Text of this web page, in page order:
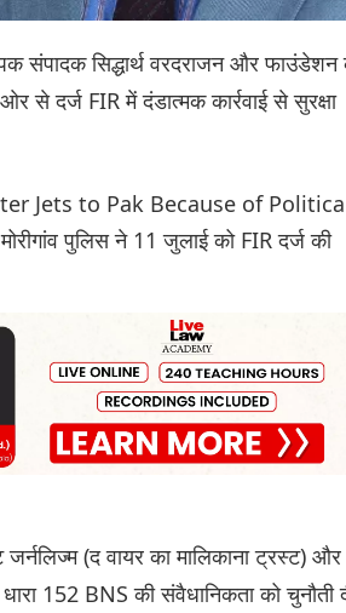
संपादक सिद्धार्थ वरदराजन और
से दर्ज FIR में दंडात्मक कार्रवाई से सुरक्षा
Jets to Pak Because of
पुलिस ने 11 जुलाई को FIR दर्ज की
(द वायर का मालिकाना ट्रस्ट) और
152 BNS की संवैधानिकता को चुनौती